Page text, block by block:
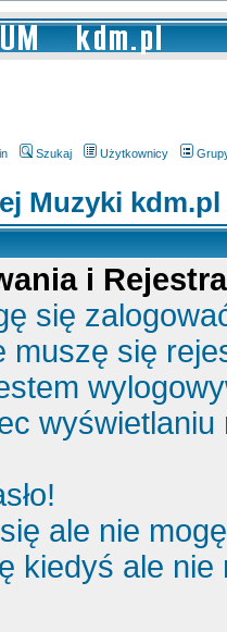
Szukaj Użytkownicy
Muzyki kdm.pl
i
się
muszę się
ale nie
kiedyś ale